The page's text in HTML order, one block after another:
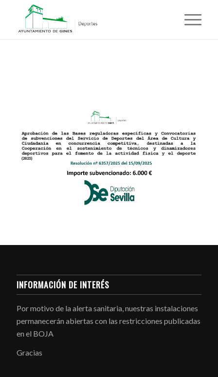
INFORMACIÓN DE INTERÉS
Por motivo de la alerta sanitaria, nuestras instalaciones
permanecerán abiertas con las restricciones publicadas
en el BOJA
Gracias